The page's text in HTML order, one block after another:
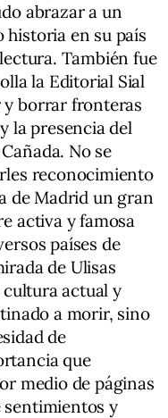
abrazar a un
historia en su país
También fue
la Editorial Sial
y borrar fronteras
la presencia del
No se
reconocimiento
de Madrid un gran
activa y famosa
países de
de Ulisas
actual y
a morir, sino
de
que
medio de páginas
sentimientos y